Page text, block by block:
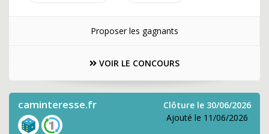
Proposer les gagnants
VOIR LE CONCOURS
caminteresse.fr
Clôture le 30/06/2026
Ajouté le 11/06/2026